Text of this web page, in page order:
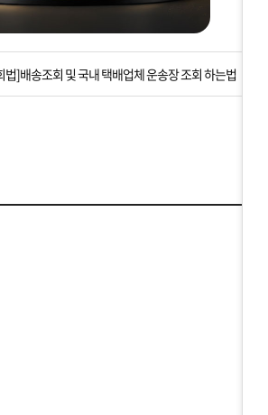
연휴 배송 및 휴무 안내
]배송조회 및 국내 택배업체 운송장 조회 하는법
상황을 대비해 꼭 입금후 고객센터 연락바랍니다.